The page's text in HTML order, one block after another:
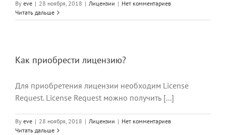
By eve | 28 ноября, 2018 | Лицензии | Нет комментариев
Читать дальше
Как приобрести лицензию?
Для приобретения лицензии необходим License
Request. License Request можно получить [...]
By eve | 28 ноября, 2018 | Лицензии | Нет комментариев
Читать дальше